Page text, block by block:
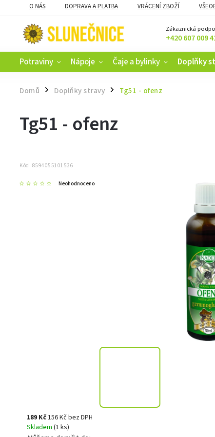
O NÁS DOPRAVA A PLATBA VRÁCENÍ ZBOŽÍ
Zákaznická
+420 607 009
Potraviny Nápoje Čaje a bylinky Doplňky
Domů / Doplňky stravy / Tg51 - ofenz
Tg51 - ofenz
Kód: 8594055101536
Neohodnoceno
189 Kč156 Kč bez DPH
Skladem (1 ks)